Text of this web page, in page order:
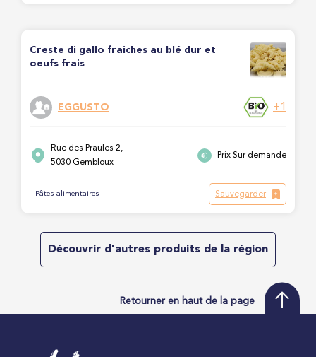
Creste di gallo fraiches au blé dur et
oeufs frais
EGGUSTO +1
Rue des Praules 2,
5030 Gembloux
Prix Sur demande
Pâtes alimentaires Sauvegarder
Découvrir d'autres produits de la région
Retourner en haut de la page